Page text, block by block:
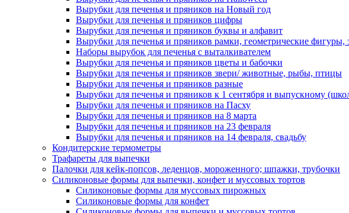
Вырубки для печенья и пряников на Новый год
Вырубки для печенья и пряников цифры
Вырубки для печенья и пряников буквы и алфавит
Вырубки для печенья и пряников рамки, геометрические фигуры,
Наборы вырубок для печенья с выталкивателем
Вырубки для печенья и пряников цветы и бабочки
Вырубки для печенья и пряников звери/ животные, рыбы, птицы
Вырубки для печенья и пряников разные
Вырубки для печенья и пряников к 1 сентября и выпускному
Вырубки для печенья и пряников на Пасху
Вырубки для печенья и пряников на 8 марта
Вырубки для печенья и пряников на 23 февраля
Вырубки для печенья и пряников на 14 февраля, свадьбу
Кондитерские термометры
Трафареты для выпечки
Палочки для кейк-попсов, леденцов, мороженного; шпажки, трубочки
Силиконовые формы для выпечки, конфет и муссовых тортов
Силиконовые формы для муссовых пирожных
Силиконовые формы для конфет